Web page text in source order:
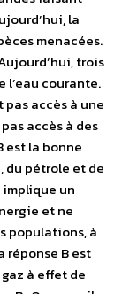
la
menacées.
trois
l’eau courante.
pas accès à une
accès à des
est la bonne
du pétrole et de
implique un
et ne
populations, à
réponse B est
à effet de